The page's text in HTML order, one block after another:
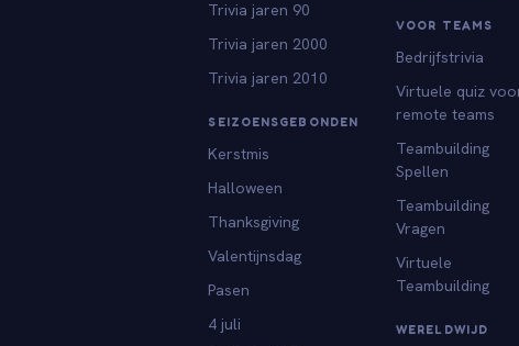
Trivia jaren 90
Trivia jaren 2000
Trivia jaren 2010
SEIZOENSGEBONDEN
Kerstmis
Halloween
Thanksgiving
Valentijnsdag
Pasen
4 juli
VOOR TEAMS
Bedrijfstrivia
Virtuele quiz
remote teams
Teambuilding
Spellen
Teambuilding
Vragen
Virtuele
Teambuilding
WERELDWIJD